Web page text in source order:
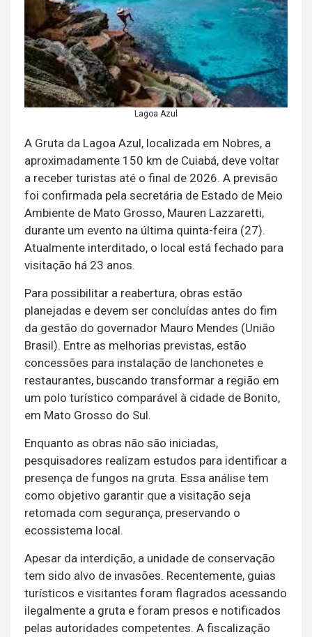
Lagoa Azul
A Gruta da Lagoa Azul, localizada em Nobres, a
aproximadamente 150 km de Cuiabá, deve voltar
a receber turistas até o final de 2026. A previsão
foi confirmada pela secretária de Estado de Meio
Ambiente de Mato Grosso, Mauren Lazzaretti,
durante um evento na última quinta-feira (27).
Atualmente interditado, o local está fechado para
visitação há 23 anos.
Para possibilitar a reabertura, obras estão
planejadas e devem ser concluídas antes do fim
da gestão do governador Mauro Mendes (União
Brasil). Entre as melhorias previstas, estão
concessões para instalação de lanchonetes e
restaurantes, buscando transformar a região em
um polo turístico comparável à cidade de Bonito,
em Mato Grosso do Sul.
Enquanto as obras não são iniciadas,
pesquisadores realizam estudos para identificar a
presença de fungos na gruta. Essa análise tem
como objetivo garantir que a visitação seja
retomada com segurança, preservando o
ecossistema local.
Apesar da interdição, a unidade de conservação
tem sido alvo de invasões. Recentemente, guias
turísticos e visitantes foram flagrados acessando
ilegalmente a gruta e foram presos e notificados
pelas autoridades competentes. A fiscalização